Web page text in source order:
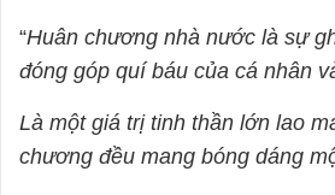
“Huân chương nhà nước là sự
đóng góp quí báu của cá nhân
Là một giá trị tinh thần lớn lao
chương đều mang bóng dáng